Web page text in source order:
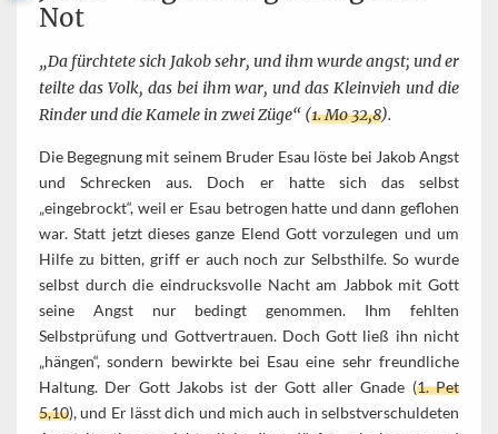
Not
„Da fürchtete sich Jakob sehr, und ihm wurde angst; und er
teilte das Volk, das bei ihm war, und das Kleinvieh und die
Rinder und die Kamele in zwei Züge“ (1. Mo 32,8).
Die Begegnung mit seinem Bruder Esau löste bei Jakob Angst
und Schrecken aus. Doch er hatte sich das selbst
„eingebrockt“, weil er Esau betrogen hatte und dann geflohen
war. Statt jetzt dieses ganze Elend Gott vorzulegen und um
Hilfe zu bitten, griff er auch noch zur Selbsthilfe. So wurde
selbst durch die eindrucksvolle Nacht am Jabbok mit Gott
seine Angst nur bedingt genommen. Ihm fehlten
Selbstprüfung und Gottvertrauen. Doch Gott ließ ihn nicht
„hängen“, sondern bewirkte bei Esau eine sehr freundliche
Haltung. Der Gott Jakobs ist der Gott aller Gnade (1. Pet
5,10), und Er lässt dich und mich auch in selbstverschuldeten